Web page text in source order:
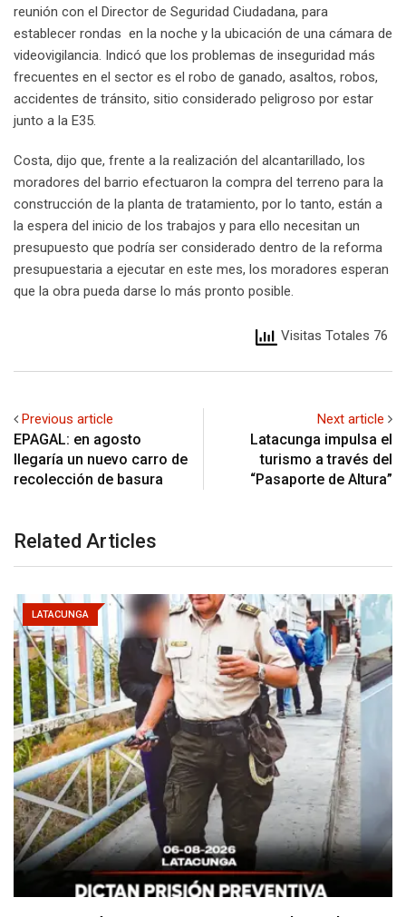
reunión con el Director de Seguridad Ciudadana, para
establecer rondas en la noche y la ubicación de una cámara de
videovigilancia. Indicó que los problemas de inseguridad más
frecuentes en el sector es el robo de ganado, asaltos, robos,
accidentes de tránsito, sitio considerado peligroso por estar
junto a la E35.
Costa, dijo que, frente a la realización del alcantarillado, los
moradores del barrio efectuaron la compra del terreno para la
construcción de la planta de tratamiento, por lo tanto, están a
la espera del inicio de los trabajos y para ello necesitan un
presupuesto que podría ser considerado dentro de la reforma
presupuestaria a ejecutar en este mes, los moradores esperan
que la obra pueda darse lo más pronto posible.
Visitas Totales 76
Previous article
EPAGAL: en agosto
llegaría un nuevo carro de
recolección de basura
Next article
Latacunga impulsa el
turismo a través del
“Pasaporte de Altura”
Related Articles
LATACUNGA